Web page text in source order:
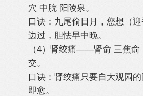
穴 中脘 阳陵泉。
口诀：九尾偷日月，您想（
边过，胆怯早中晚。
（4）肾绞痛——肾俞 三焦俞
交。
口诀：肾绞痛只要自大观园
即愈。